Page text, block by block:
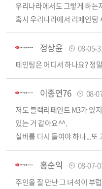
우리나라에서도 그렇게 하는
혹시 우리나라에서 리페인팅
정상윤
08-05-
페인팅은 어디서 하나요? 정
이종연76
08-
저도 블랙리페인트 M3가 있
있는 거 같아요^^.
실버를 다시 들여야 하나...또
홍순익
08-07-
주인을 잘 만난 그 녀석이 부